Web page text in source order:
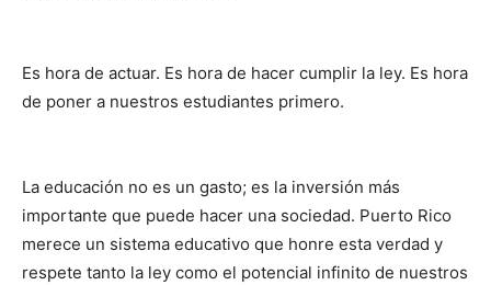
Es hora de actuar. Es hora de hacer cumplir la ley. Es hora
de poner a nuestros estudiantes primero.
La educación no es un gasto; es la inversión más
importante que puede hacer una sociedad. Puerto Rico
merece un sistema educativo que honre esta verdad y
respete tanto la ley como el potencial infinito de nuestros